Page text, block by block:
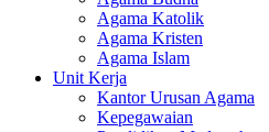
Agama Katolik
Agama Kristen
Agama Islam
Unit Kerja
Kantor Urusan Agama
Kepegawaian